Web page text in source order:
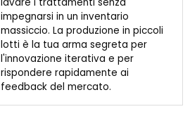
lavare i trattamenti senza
impegnarsi in un inventario
massiccio. La produzione in piccoli
lotti è la tua arma segreta per
l'innovazione iterativa e per
rispondere rapidamente ai
feedback del mercato.